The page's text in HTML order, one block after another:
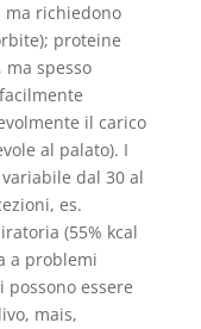
ma richiedono
proteine
spesso
il carico
al palato). I
dal 30 al
es.
(55% kcal
a problemi
essere
mais,